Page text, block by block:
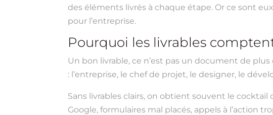
des éléments livrés à chaque étape. Or ce sont
pour l’entreprise.
Pourquoi les livrables
Un bon livrable, ce n’est pas un document de
: l’entreprise, le chef de projet, le designer, le
Sans livrables clairs, on obtient souvent le
Google, formulaires mal placés, appels à l’action